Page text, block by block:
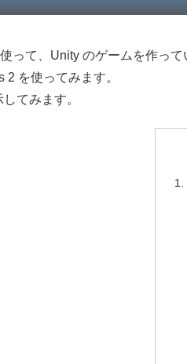
って、Unity のゲームを作っ
を使ってみます。
てみます。